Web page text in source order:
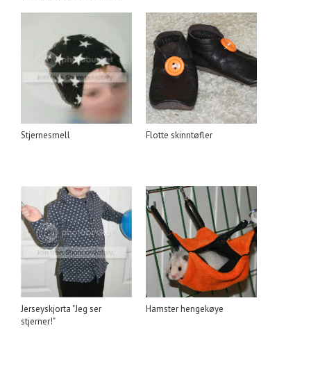
Stjernesmell Flotte skinntøfler
Jerseyskjorta "Jeg ser
stjerner!"
Hamster hengekøye